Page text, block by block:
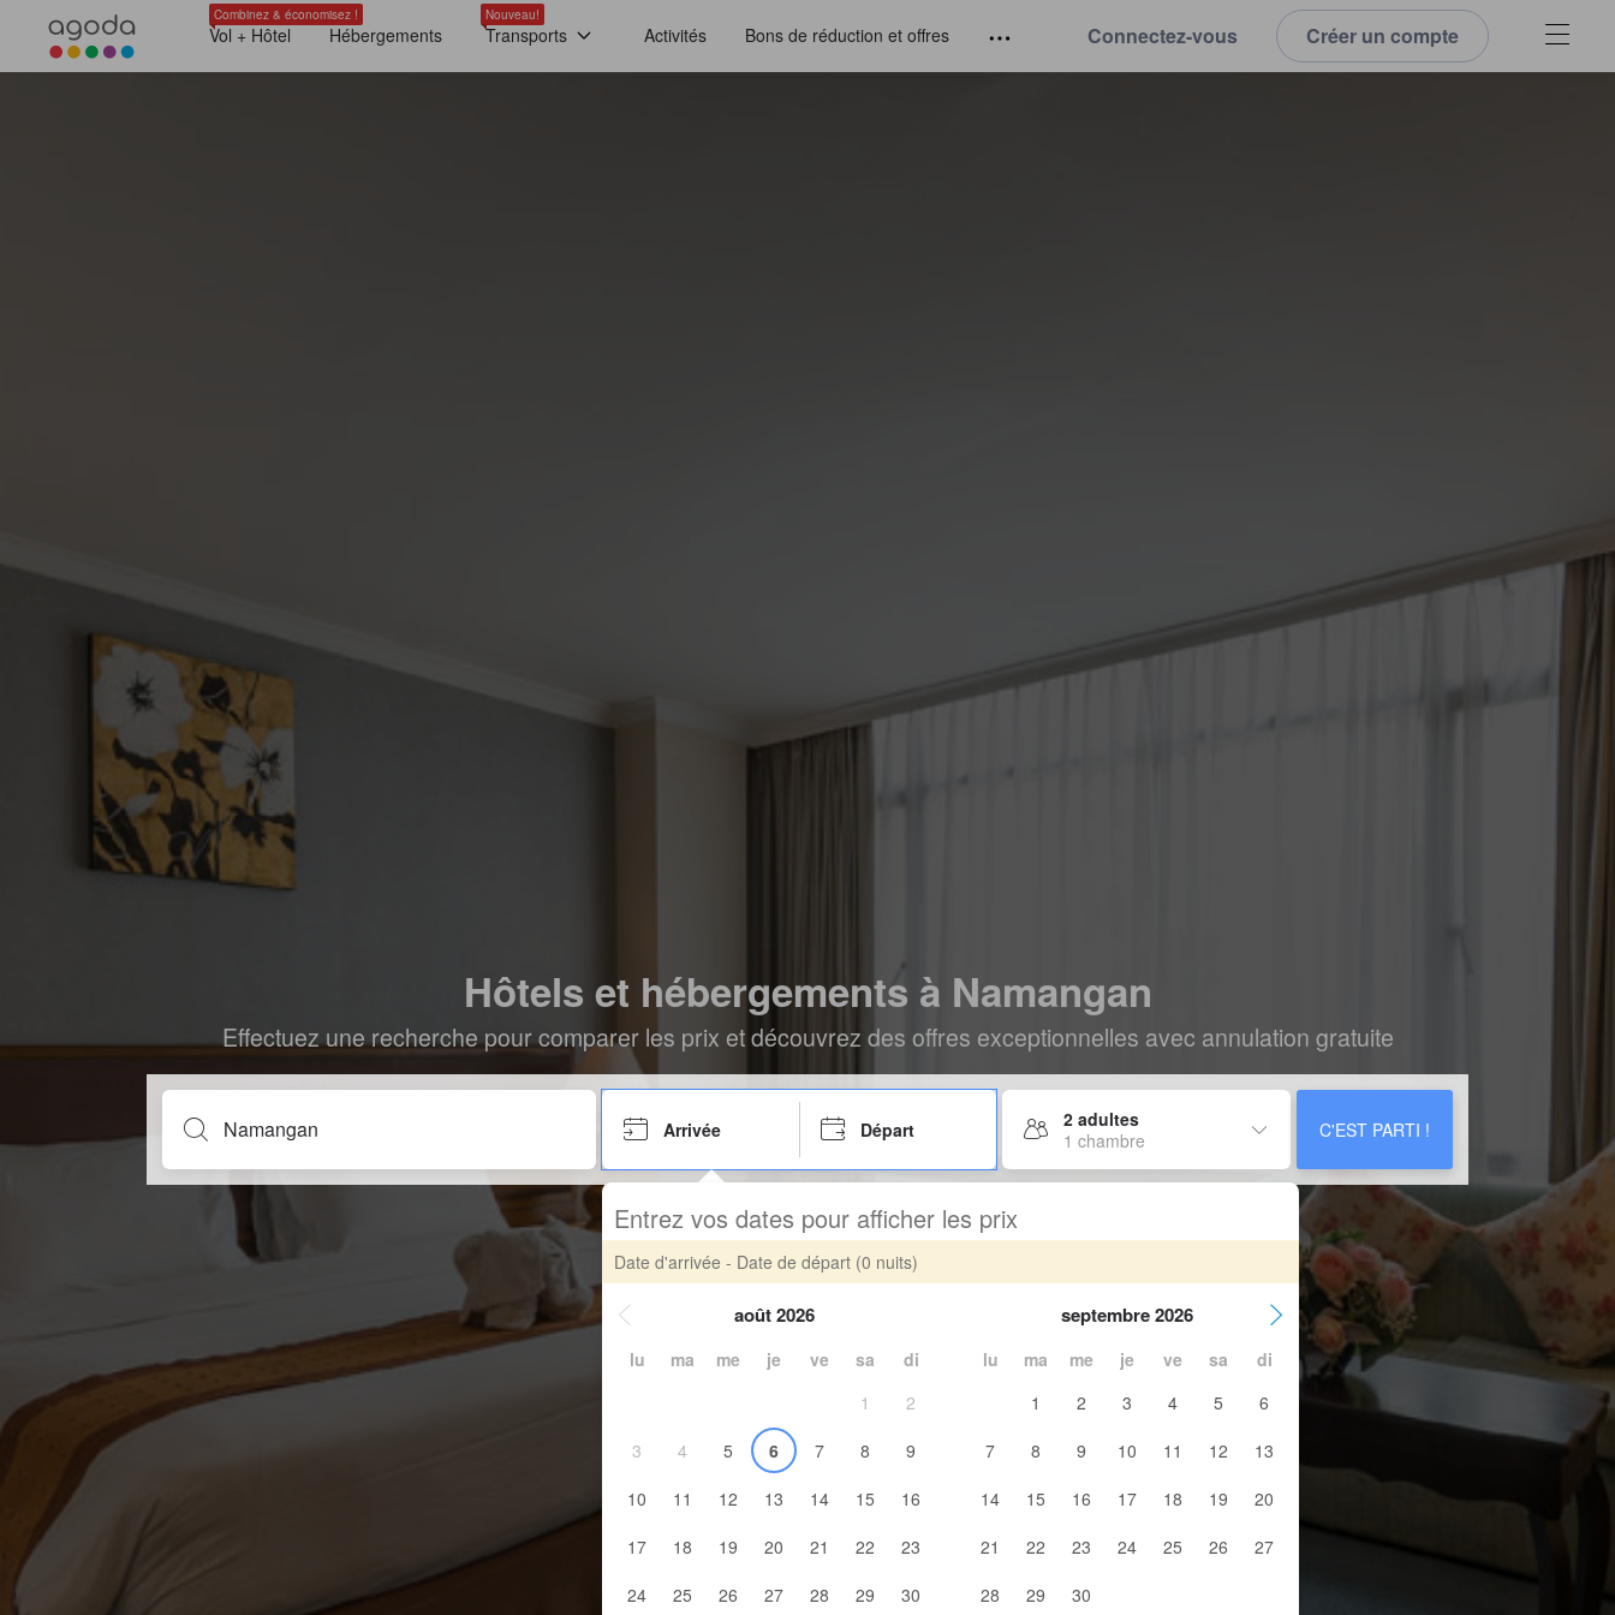
Combinez & économisez !
Vol + Hôtel Hébergements
Nouveau!
Transports Activités Bons de réduction et offres Connectez-vous Créer un compte
Hôtels et hébergements à Namangan
Effectuez une recherche pour comparer les prix et découvrez des offres exceptionnelles avec annulation gratuite
Arrivée Départ
2 adultes
1 chambre
C'EST PARTI !
Entrez vos dates pour afficher les prix
Date d'arrivée - Date de départ (0 nuits)
août 2026
lu ma me je ve sa
di
1
2
3
4 5 6 7 8
9
10
11 12 13 14 15
16
17
18 19 20 21 22
23
24
25 26 27 28 29 30
septembre 2026
lu ma me je ve sa
di
1
2 3 4 5
6
7
8 9 10 11 12
13
14
15 16 17 18 19
20
21
22 23 24 25 26
27
28
29 30